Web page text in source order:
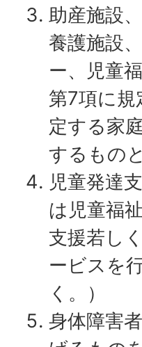
助産施設
養護施設
ー、児童
第7項に
定する家
するもの
児童発達
は児童福
支援若し
ービスを
く。）
身体障害